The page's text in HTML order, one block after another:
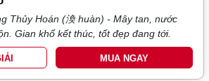
Thủy Hoán (渙 huàn) - Mây tan, nước
Gian khổ kết thúc, tốt đẹp đang tới.
MUA NGAY